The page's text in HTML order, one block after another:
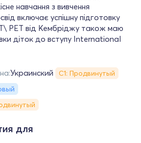
навчання з вивчення
включає успішну підготовку
PET від Кембріджу також маю
діток до вступу International
Украинский С1: Продвинутый
для